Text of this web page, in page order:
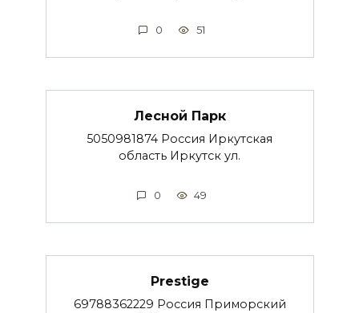
0 51
Лесной Парк
5050981874 Россия Иркутская
область Иркутск ул.
0 49
Prestige
69788362229 Россия Приморский